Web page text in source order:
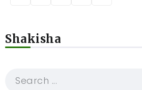
Shakisha